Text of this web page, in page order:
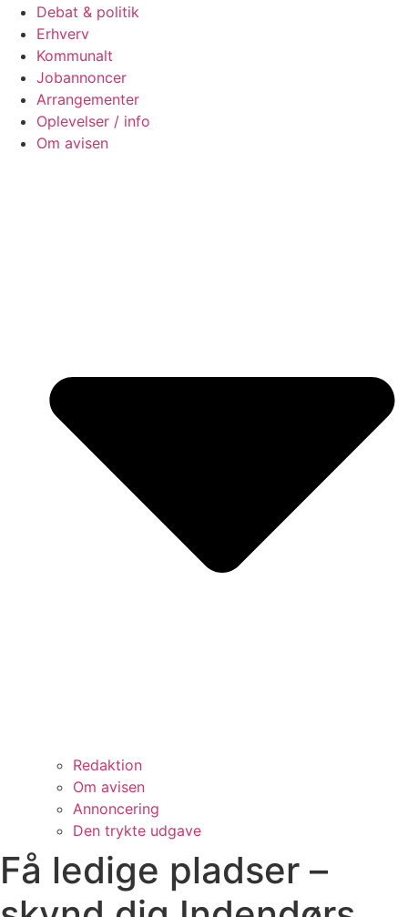
Debat & politik
Erhverv
Kommunalt
Jobannoncer
Arrangementer
Oplevelser / info
Om avisen
Redaktion
Om avisen
Annoncering
Den trykte udgave
Få ledige pladser –